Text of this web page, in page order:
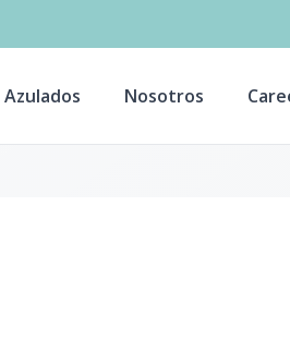
Azulados Nosotros